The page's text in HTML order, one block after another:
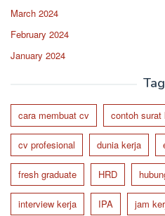
March 2024
February 2024
January 2024
cara membuat cv contoh surat
cv profesional dunia kerja
fresh graduate HRD
interview kerja IPA jam